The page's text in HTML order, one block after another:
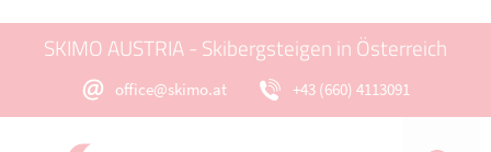
SKIMO AUSTRIA - Skibergsteigen in Österreich
office@skimo.at +43 (660) 4113091